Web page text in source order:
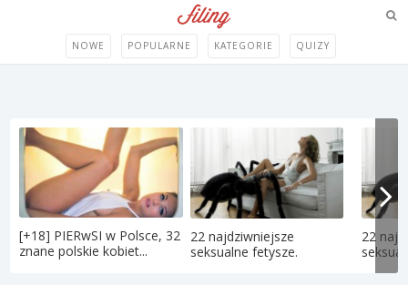
NOWE POPULARNE KATEGORIE QUIZY
[+18] PIERwSI w Polsce, 32
znane polskie kobiet...
22 najdziwniejsze
seksualne fetysze.
22